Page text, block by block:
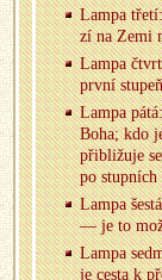
Lampa
zí na Zemi
Lampa
první
Lampa
Boha; kdo
při­bli­žu­je
po stup­ních
Lampa
— je to
Lampa
je cesta k